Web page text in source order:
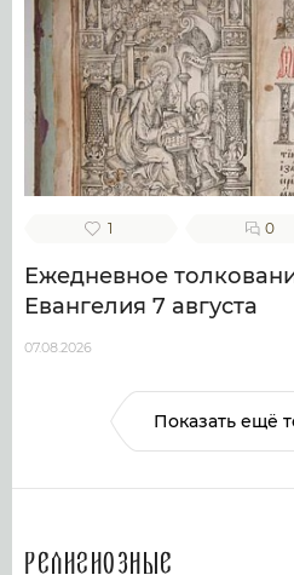
1 0
Ежедневное
Евангелия 7 августа
07.08.2026
Показать ещё
Религиозные